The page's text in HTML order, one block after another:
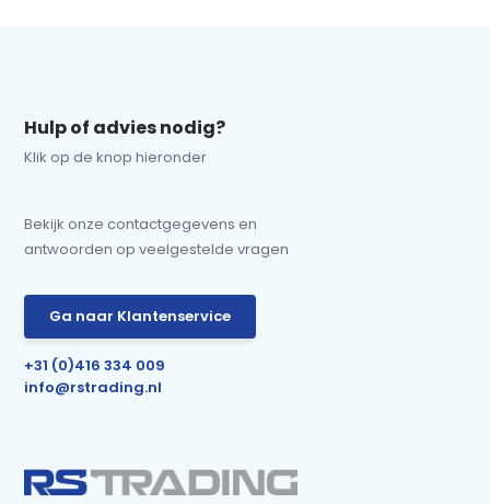
Hulp of advies nodig?
Klik op de knop hieronder
Bekijk onze contactgegevens en
antwoorden op veelgestelde vragen
Ga naar Klantenservice
+31 (0)416 334 009
info@rstrading.nl